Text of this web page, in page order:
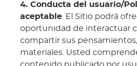
4. Conducta del usuario/
aceptable . El Sitio podrá
oportunidad de interactuar
compartir sus
materiales. Usted